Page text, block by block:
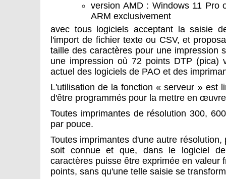
version AMD : Windows 11 Pro
ARM exclusivement
avec tous logiciels acceptant la saisie
l'import de fichier texte ou CSV, et
taille des caractères pour une impression
une impression où 72 points DTP (pica)
actuel des logiciels de PAO et des
L'utilisation de la fonction « serveur » est
d'être programmés pour la mettre en
Toutes imprimantes de résolution 300,
par pouce.
Toutes imprimantes d'une autre
soit connue et que, dans le logiciel
caractères puisse être exprimée en valeur
points, sans qu'une telle saisie se